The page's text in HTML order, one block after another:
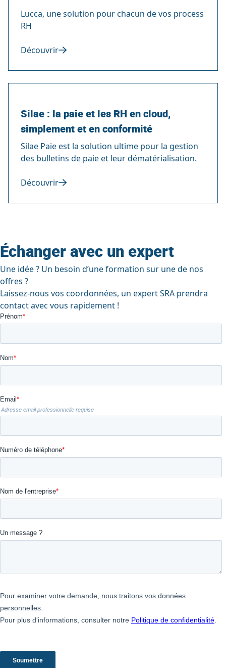
Lucca, une solution pour chacun de vos process
RH
Découvrir
Silae : la paie et les RH en cloud,
simplement et en conformité
Silae Paie est la solution ultime pour la gestion
des bulletins de paie et leur dématérialisation.
Découvrir
Échanger avec un expert
Une idée ? Un besoin d’une formation sur une de nos
offres ?
Laissez-nous vos coordonnées, un expert SRA prendra
contact avec vous rapidement !